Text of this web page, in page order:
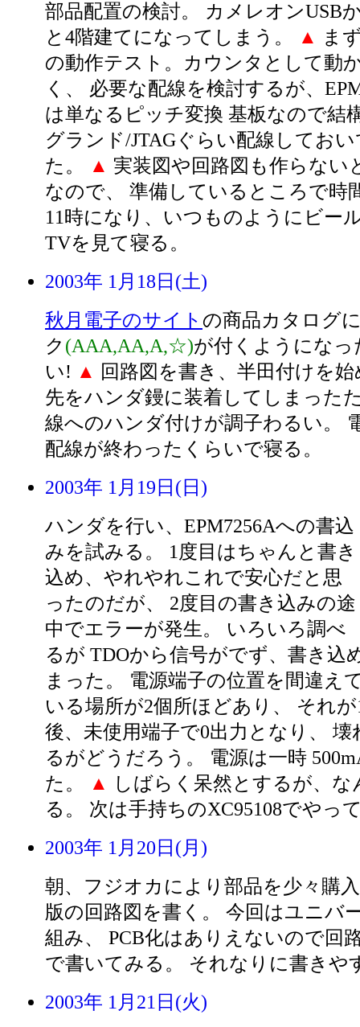
部品配置の検討。 カメレオンUSB
と4階建てになってしまう。
▲
ま
の動作テスト。カウンタとして動
く、 必要な配線を検討するが、
は単なるピッチ変換 基板なので結
グランド/JTAGぐらい配線してお
た。
▲ 実装図や回路図も作らない
なので、 準備しているところで時
11時になり、いつものようにビー
TVを見て寝る。
2003年 1月18日(土)
秋月電子のサイト の商品カタログ
ク (AAA,AA,A,☆)が付くようになっ
い! ▲ 回路図を書き、半田付けを
先をハンダ鏝に装着してしまった
線へのハンダ付けが調子わるい。
配線が終わったくらいで寝る。
2003年 1月19日(日)
ハンダを行い、EPM7256Aへの書込
みを試みる。 1度目はちゃんと書き
込め、やれやれこれで安心だと思
ったのだが、 2度目の書き込みの途
中でエラーが発生。 いろいろ調べ
るが TDOから信号がでず、書き込
まった。 電源端子の位置を間違え
いる場所が2個所ほどあり、 それ
後、未使用端子で0出力となり、
るがどうだろう。 電源は一時
た。
▲
しばらく呆然とするが、な
る。 次は手持ちのXC95108でやっ
2003年 1月20日(月)
朝、フジオカにより部品を少々購
版の回路図を書く。 今回はユニバ
組み、 PCB化はありえないので回
で書いてみる。 それなりに書きや
2003年 1月21日(火)